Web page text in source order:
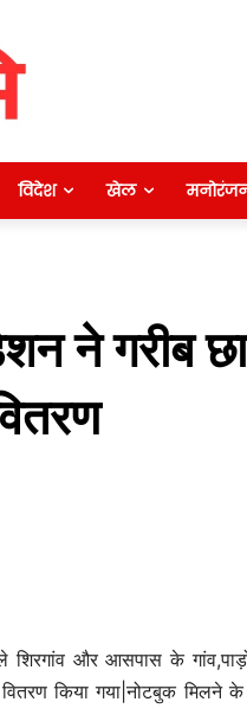
विदेश खेल
ने गरीब
शिरगांव और आसपास के
वितरण किया गया|नोटबुक
अवसर:
लाख
Keshav